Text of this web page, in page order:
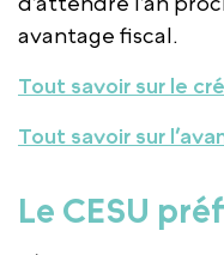
avantage fiscal.
Tout savoir sur le
Tout savoir sur
Le CESU